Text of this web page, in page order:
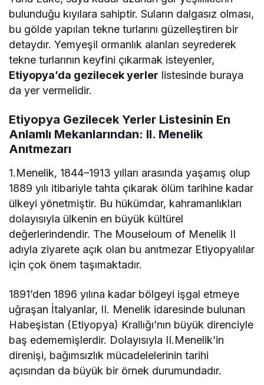
bulunduğu kıyılara sahiptir. Suların dalgasız olması,
bu gölde yapılan tekne turlarını güzelleştiren bir
detaydır. Yemyeşil ormanlık alanları seyrederek
tekne turlarının keyfini çıkarmak isteyenler,
Etiyopya’da gezilecek yerler listesinde buraya
da yer vermelidir.
Etiyopya Gezilecek Yerler Listesinin En
Anlamlı Mekanlarından: II. Menelik
Anıtmezarı
1.Menelik, 1844–1913 yılları arasında yaşamış olup
1889 yılı itibariyle tahta çıkarak ölüm tarihine kadar
ülkeyi yönetmiştir. Bu hükümdar, kahramanlıkları
dolayısıyla ülkenin en büyük kültürel
değerlerindendir. The Mouseloum of Menelik II
adıyla ziyarete açık olan bu anıtmezar Etiyopyalılar
için çok önem taşımaktadır.
1891’den 1896 yılına kadar bölgeyi işgal etmeye
uğraşan İtalyanlar, II. Menelik idaresinde bulunan
Habeşistan (Etiyopya) Krallığı’nın büyük direnciyle
baş edememişlerdir. Dolayısıyla II.Menelik’in
direnişi, bağımsızlık mücadelelerinin tarihi
açısından da büyük bir örnek durumundadır.